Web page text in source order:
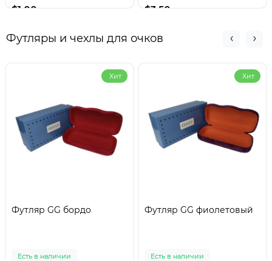
$1.00 $3.50
Футляры и чехлы для очков
Хит
Футляр GG бордо
Есть в наличии
Хит
Футляр GG фиолетовый
Есть в наличии